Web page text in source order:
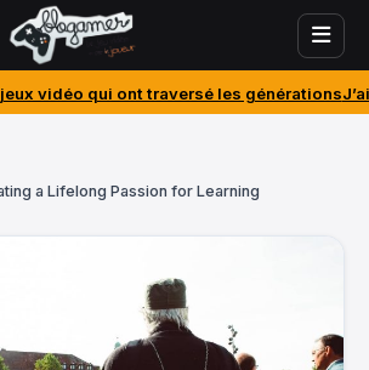
traversé les générationsJ’ai acheté le
a Lifelong Passion for Learning